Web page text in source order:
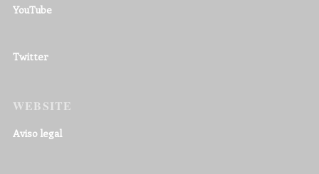
YouTube
Twitter
WEBSITE
Aviso legal